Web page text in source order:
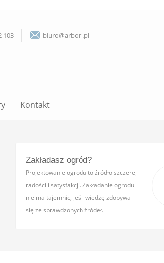
103 biuro@arbori.pl
Kontakt
Zakładasz ogród?
Projektowanie ogrodu to źródło szczerej
radości i satysfakcji. Zakładanie ogrodu
nie ma tajemnic, jeśli wiedzę zdobywa
się ze sprawdzonych źródeł.